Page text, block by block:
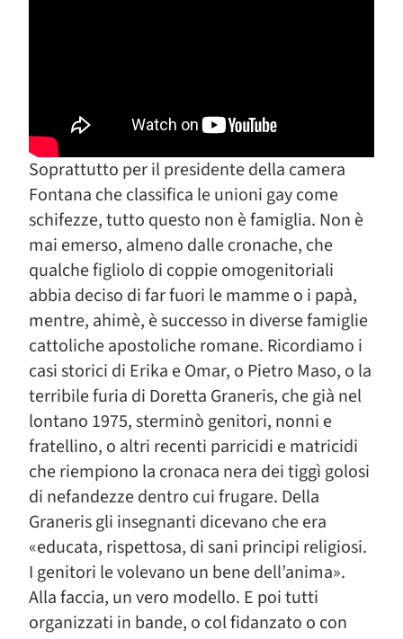
Soprattutto per il presidente della camera
Fontana che classifica le unioni gay come
schifezze, tutto questo non è famiglia. Non è
mai emerso, almeno dalle cronache, che
qualche figliolo di coppie omogenitoriali
abbia deciso di far fuori le mamme o i papà,
mentre, ahimè, è successo in diverse famiglie
cattoliche apostoliche romane. Ricordiamo i
casi storici di Erika e Omar, o Pietro Maso, o la
terribile furia di Doretta Graneris, che già nel
lontano 1975, sterminò genitori, nonni e
fratellino, o altri recenti parricidi e matricidi
che riempiono la cronaca nera dei tiggì golosi
di nefandezze dentro cui frugare. Della
Graneris gli insegnanti dicevano che era
«educata, rispettosa, di sani principi religiosi.
I genitori le volevano un bene dell’anima».
Alla faccia, un vero modello. E poi tutti
organizzati in bande, o col fidanzato o con